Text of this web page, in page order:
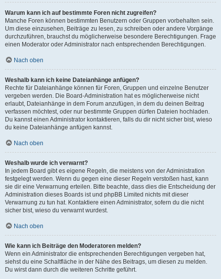
Warum kann ich auf bestimmte Foren nicht zugreifen?
Manche Foren können bestimmten Benutzern oder Gruppen vorbehalten sein.
Um diese einzusehen, Beiträge zu lesen, zu schreiben oder andere Vorgänge
durchzuführen, brauchst du möglicherweise besondere Berechtigungen. Frage
einen Moderator oder Administrator nach entsprechenden Berechtigungen.
Nach oben
Weshalb kann ich keine Dateianhänge anfügen?
Rechte für Dateianhänge können für Foren, Gruppen und einzelne Benutzer
vergeben werden. Die Board-Administration hat es möglicherweise nicht
erlaubt, Dateianhänge in dem Forum anzufügen, in dem du deinen Beitrag
verfassen möchtest, oder nur bestimmte Gruppen dürfen Dateien hochladen.
Du kannst einen Administrator kontaktieren, falls du dir nicht sicher bist, wieso
du keine Dateianhänge anfügen kannst.
Nach oben
Weshalb wurde ich verwarnt?
In jedem Board gibt es eigene Regeln, die meistens von der Administration
festgelegt werden. Wenn du gegen eine dieser Regeln verstoßen hast, kann
sie dir eine Verwarnung erteilen. Bitte beachte, dass dies die Entscheidung der
Administration dieses Boards ist und phpBB Limited nichts mit dieser
Verwarnung zu tun hat. Kontaktiere einen Administrator, sofern du die nicht
sicher bist, wieso du verwarnt wurdest.
Nach oben
Wie kann ich Beiträge den Moderatoren melden?
Wenn ein Administrator die entsprechenden Berechtigungen vergeben hat,
siehst du eine Schaltfläche in der Nähe des Beitrags, um diesen zu melden.
Du wirst dann durch die weiteren Schritte geführt.